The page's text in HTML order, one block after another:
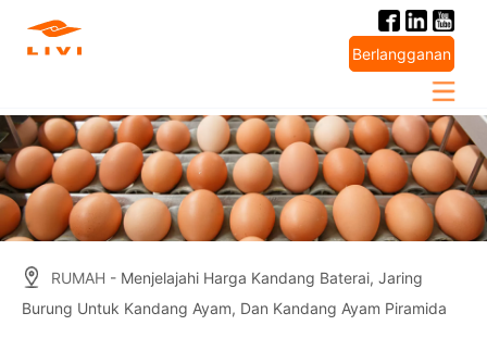
Berlangganan
RUMAH - Menjelajahi Harga Kandang Baterai, Jaring
Burung Untuk Kandang Ayam, Dan Kandang Ayam Piramida